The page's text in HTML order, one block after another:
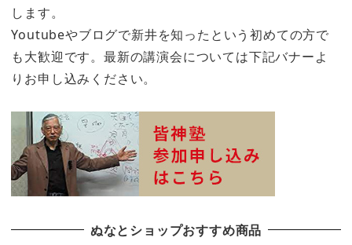
します。
Youtubeやブログで新井を知ったという初めての方で
も大歓迎です。最新の講演会については下記バナーよ
りお申し込みください。
ぬなとショップおすすめ商品